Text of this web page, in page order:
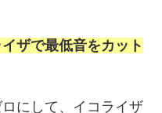
ザで最低音をカット
にして、イコライザ